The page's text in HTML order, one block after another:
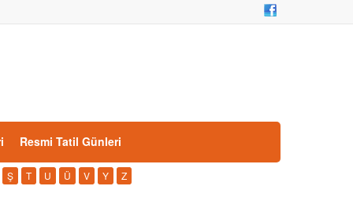
Resmi Tatil Günleri
Ş T U Ü V Y Z